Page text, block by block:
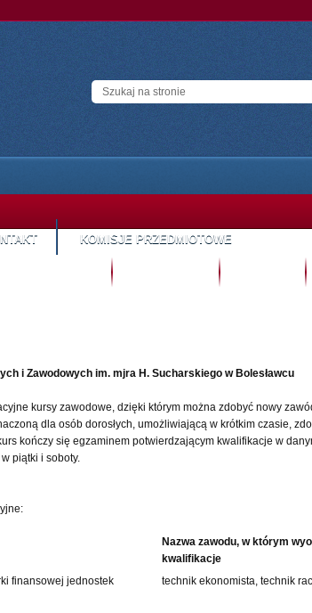
KOMISJE PRZEDMIOTOWE
i Zawodowych im. mjra H. Sucharskiego w Bolesławcu
kursy zawodowe, dzięki którym można zdobyć nowy
dla osób dorosłych, umożliwiającą w krótkim czasie,
kończy się egzaminem potwierdzającym kwalifikacje w
piątki i soboty.
Nazwa zawodu, w którym
kwalifikacje
finansowej jednostek
technik ekonomista, technik